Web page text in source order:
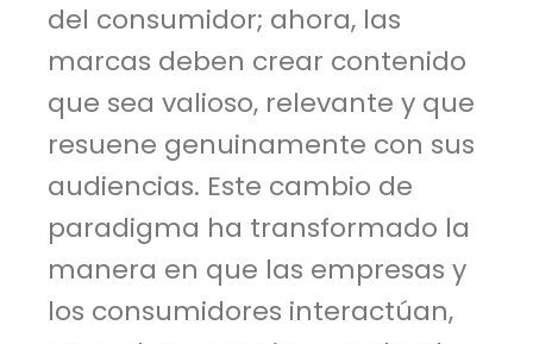
del consumidor; ahora, las
marcas deben crear contenido
que sea valioso, relevante y que
resuene genuinamente con sus
audiencias. Este cambio de
paradigma ha transformado la
manera en que las empresas y
los consumidores interactúan,